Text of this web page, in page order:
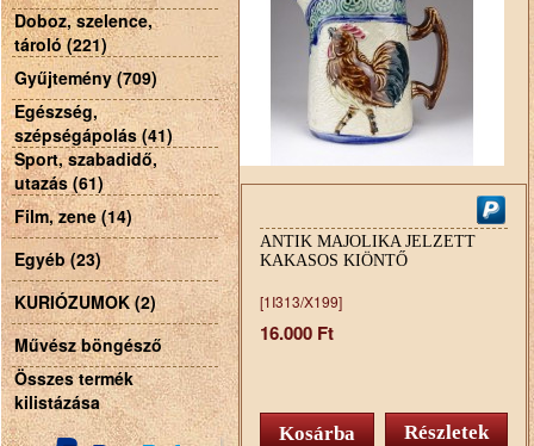
Doboz, szelence,
tároló (221)
Gyűjtemény (709)
Egészség,
szépségápolás (41)
Sport, szabadidő,
utazás (61)
Film, zene (14)
Egyéb (23)
KURIÓZUMOK (2)
Művész böngésző
Összes termék
kilistázása
ANTIK MAJOLIKA JELZETT
KAKASOS KIÖNTŐ
[1I313/X199]
16.000 Ft
Részletek